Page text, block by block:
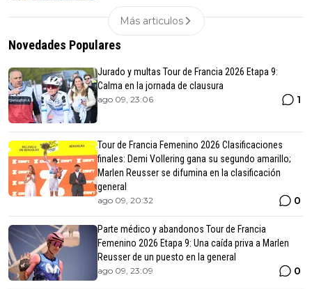
Más articulos
Novedades Populares
Jurado y multas Tour de Francia 2026 Etapa 9:
Calma en la jornada de clausura
ago 09, 23:06 1
Tour de Francia Femenino 2026 Clasificaciones
finales: Demi Vollering gana su segundo amarillo;
Marlen Reusser se difumina en la clasificación
general
ago 09, 20:32 0
Parte médico y abandonos Tour de Francia
Femenino 2026 Etapa 9: Una caída priva a Marlen
Reusser de un puesto en la general
ago 09, 23:09 0